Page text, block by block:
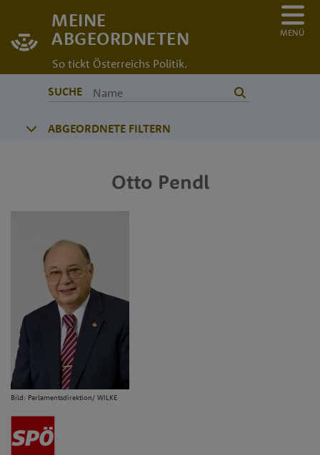
MEINE
ABGEORDNETEN
So tickt Österreichs Politik.
MENÜ
SUCHE
ABGEORDNETE FILTERN
Otto Pendl
Bild: Parlamentsdirektion/ WILKE